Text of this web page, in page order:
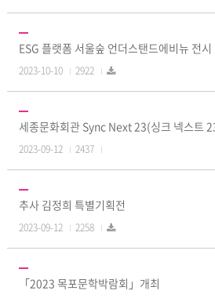
ESG 플랫폼 서울숲 언더스탠드에비뉴 전시
2023-10-10 2922
세종문화회관 Sync Next 23(싱크 넥스트
2023-09-12 2437
추사 김정희 특별기획전
2023-09-12 2258
「2023 목포문학박람회」개최